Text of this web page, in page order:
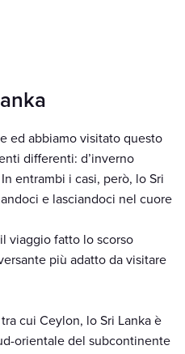
ed abbiamo visitato questo
differenti: d’inverno
entrambi i casi, però, lo Sri
e lasciandoci nel cuore
viaggio fatto lo scorso
più adatto da visitare
cui Ceylon, lo Sri Lanka è
orientale del subcontinente